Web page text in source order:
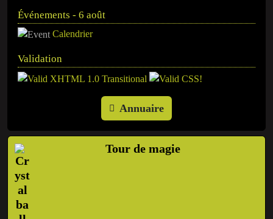
Événements - 6 août
Calendrier
Validation
Annuaire
Tour de magie